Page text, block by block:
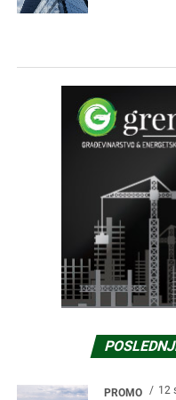
PROMO 12